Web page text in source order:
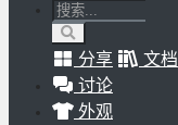
分享
文档
讨论
外观